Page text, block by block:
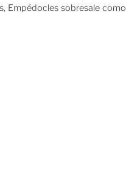
Empédocles sobresale como